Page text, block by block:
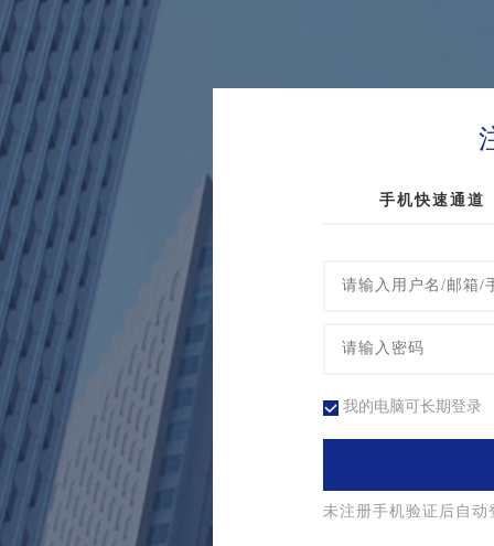
手机快速通道
我的电脑可长期登录
未注册手机验证后自